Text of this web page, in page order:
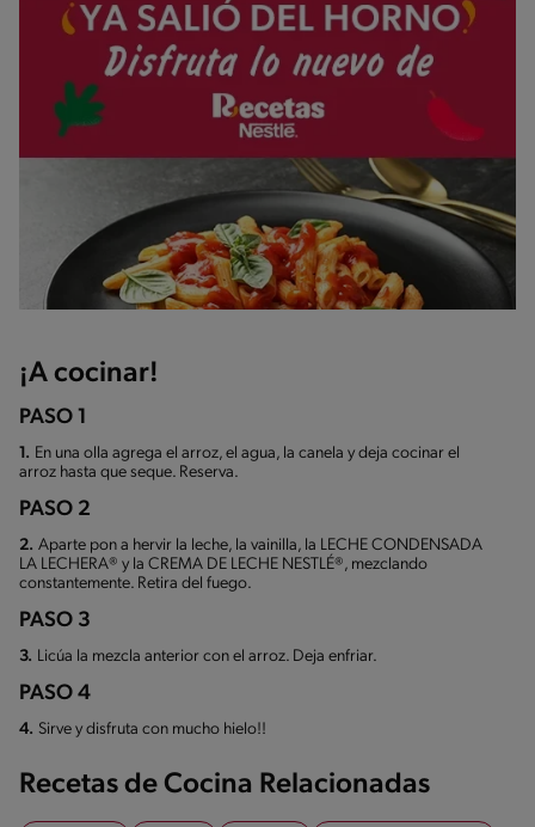
¡A cocinar!
PASO 1
1. En una olla agrega el arroz, el agua, la canela y deja cocinar el
arroz hasta que seque. Reserva.
PASO 2
2. Aparte pon a hervir la leche, la vainilla, la LECHE CONDENSADA
LA LECHERA® y la CREMA DE LECHE NESTLÉ®, mezclando
constantemente. Retira del fuego.
PASO 3
3. Licúa la mezcla anterior con el arroz. Deja enfriar.
PASO 4
4. Sirve y disfruta con mucho hielo!!
Recetas de Cocina Relacionadas